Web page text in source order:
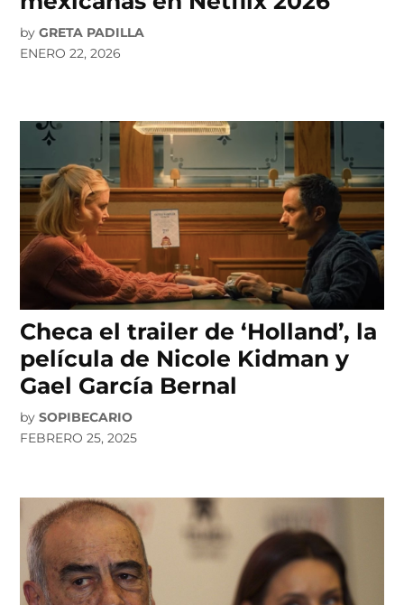
by GRETA PADILLA
ENERO 22, 2026
Checa el trailer de ‘Holland’, la
película de Nicole Kidman y
Gael García Bernal
by SOPIBECARIO
FEBRERO 25, 2025